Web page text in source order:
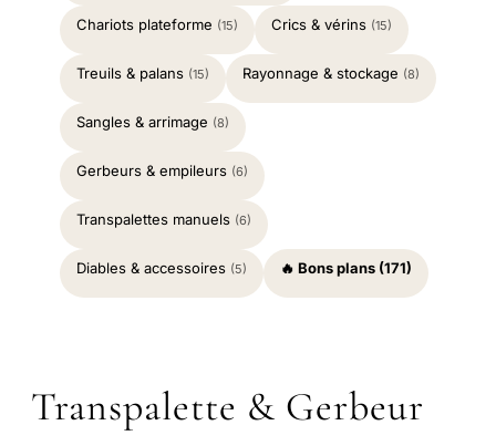
Chariots plateforme (15) Crics & vérins (15)
Treuils & palans (15) Rayonnage & stockage (8)
Sangles & arrimage (8)
Gerbeurs & empileurs (6)
Transpalettes manuels (6)
Diables & accessoires (5) 🔥 Bons plans (171)
Transpalette & Gerbeur